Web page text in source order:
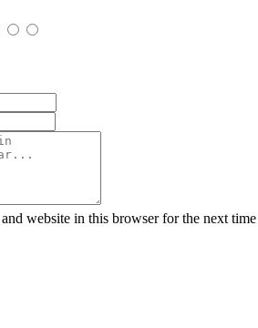
website in this browser for the next time